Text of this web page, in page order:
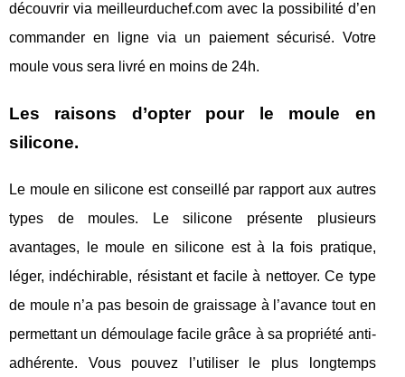
découvrir via meilleurduchef.com avec la possibilité d’en
commander en ligne via un paiement sécurisé. Votre
moule vous sera livré en moins de 24h.
Les raisons d’opter pour le moule en
silicone.
Le moule en silicone est conseillé par rapport aux autres
types de moules. Le silicone présente plusieurs
avantages, le moule en silicone est à la fois pratique,
léger, indéchirable, résistant et facile à nettoyer. Ce type
de moule n’a pas besoin de graissage à l’avance tout en
permettant un démoulage facile grâce à sa propriété anti-
adhérente. Vous pouvez l’utiliser le plus longtemps